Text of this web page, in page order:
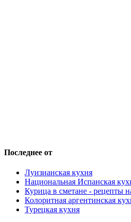
Последнее от
Луизианская кухня
Национальная Испанская
Курица в сметане - рецепты
Колоритная аргентинская
Турецкая кухня